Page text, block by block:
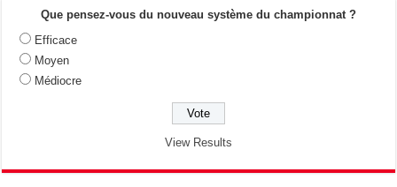
Que pensez-vous du nouveau système du championnat ?
Efficace
Moyen
Médiocre
View Results